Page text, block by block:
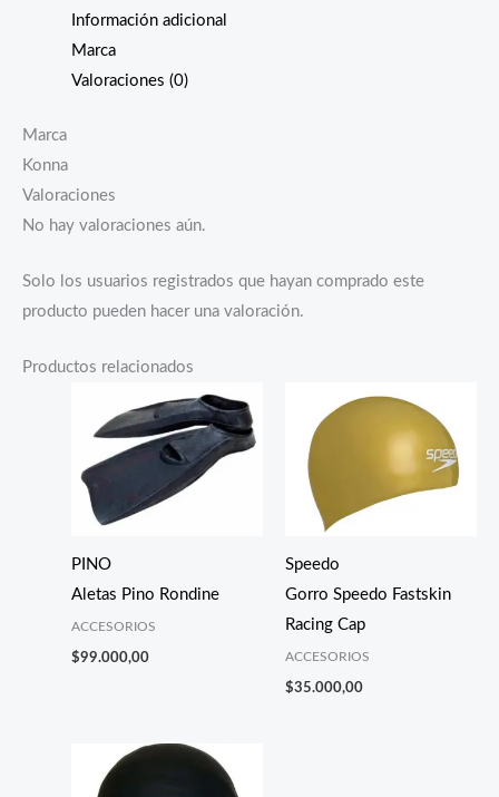
Información adicional
Marca
Valoraciones (0)
Marca
Konna
Valoraciones
No hay valoraciones aún.
Solo los usuarios registrados que hayan comprado este
producto pueden hacer una valoración.
Productos relacionados
PINO
Aletas Pino Rondine
ACCESORIOS
$99.000,00
Speedo
Gorro Speedo Fastskin
Racing Cap
ACCESORIOS
$35.000,00